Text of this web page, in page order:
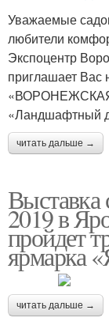
Уважаемые
любители
Экспоцентр
приглашает Вас
«Ландшафтный
читать дальше →
Выставка
2019 в
пройдет
ярмарка
читать дальше →